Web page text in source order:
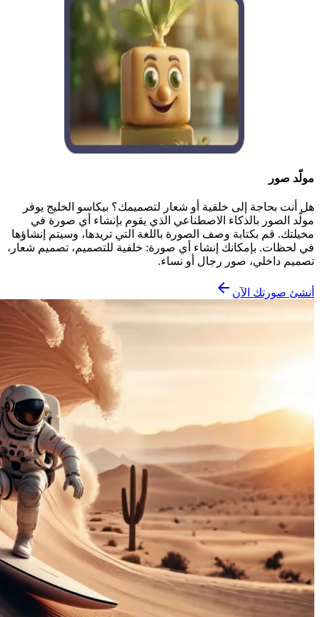
مولّد صور
هل أنت بحاجة إلى خلفية أو شعار لتصميمك؟ بيكاسو الخليج يوفر
مولّد الصور بالذكاء الاصطناعي الذي يقوم بإنشاء أي صورة في
مخيلتك. قم بكتابة وصف الصورة باللغة التي تريدها، وسيتم إنشاؤها
في لحظات. بإمكانك إنشاء أي صورة: خلفية للتصميم، تصميم شعار،
تصميم داخلي، صور رجال أو نساء.
أنشئ صورتك الآن